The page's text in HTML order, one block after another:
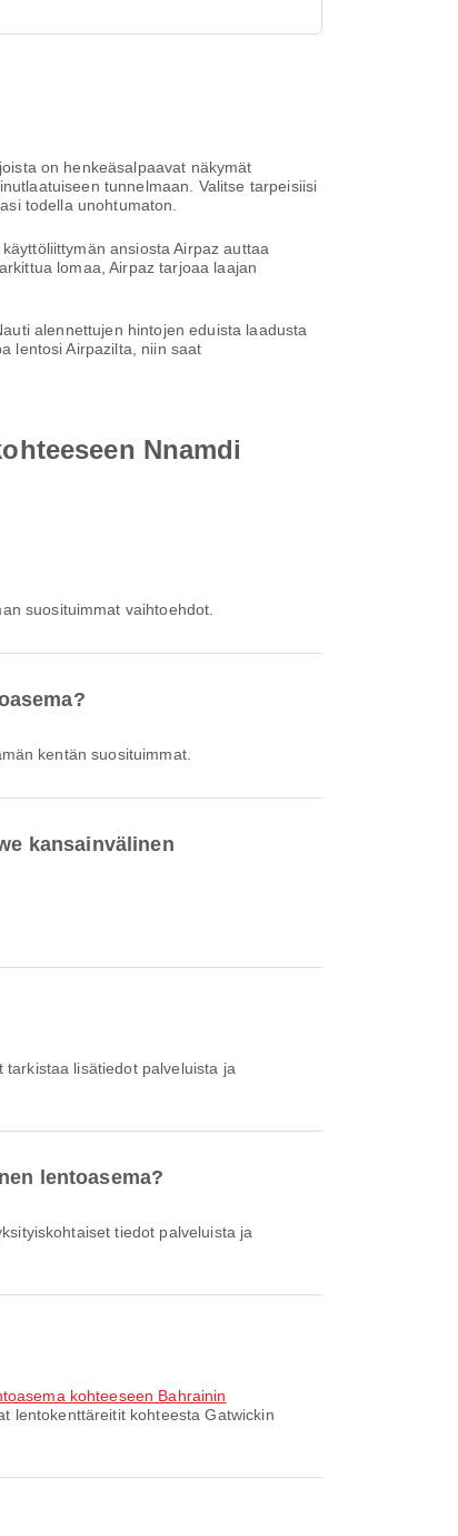
on henkeäsalpaavat näkymät
tunnelmaan. Valitse tarpeisiisi
todella unohtumaton.
ansiosta Airpaz auttaa
lomaa, Airpaz tarjoaa laajan
alennettujen hintojen eduista laadusta
lentosi Airpazilta, niin saat
Nnamdi
suosituimmat vaihtoehdot.
kentän suosituimmat.
kansainvälinen
lentoasema?
kohteeseen Bahrainin
lentokenttäreitit kohteesta Gatwickin